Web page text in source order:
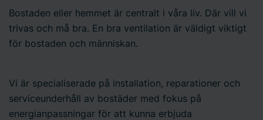
Bostaden eller hemmet är centralt i våra liv. Där vill vi
trivas och må bra. En bra ventilation är väldigt viktigt
för bostaden och människan.
Vi är specialiserade på installation, reparationer och
serviceunderhåll av bostäder med fokus på
energianpassningar för att kunna erbjuda